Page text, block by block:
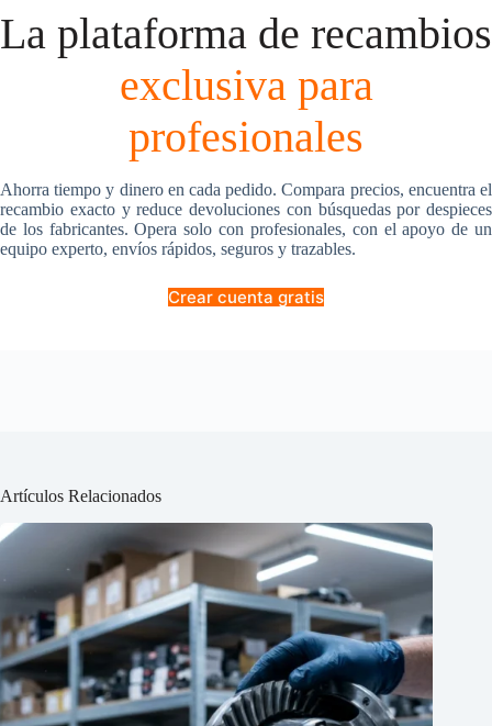
La plataforma de recambios
exclusiva para
profesionales
Ahorra tiempo y dinero en cada pedido. Compara precios, encuentra el
recambio exacto y reduce devoluciones con búsquedas por despieces
de los fabricantes. Opera solo con profesionales, con el apoyo de un
equipo experto, envíos rápidos, seguros y trazables.
Crear cuenta gratis
Artículos Relacionados